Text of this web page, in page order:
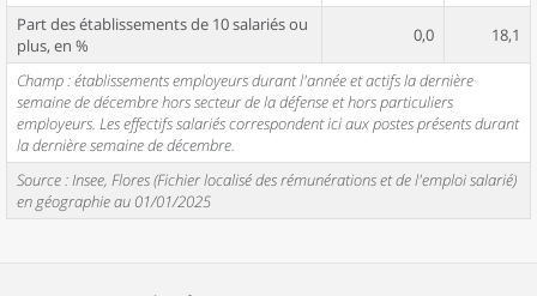
Part des établissements de 10 salariés ou
plus, en %
0,0 18,1
Champ : établissements employeurs durant l'année et actifs la dernière
semaine de décembre hors secteur de la défense et hors particuliers
employeurs. Les effectifs salariés correspondent ici aux postes présents durant
la dernière semaine de décembre.
Source : Insee, Flores (Fichier localisé des rémunérations et de l'emploi salarié)
en géographie au 01/01/2025